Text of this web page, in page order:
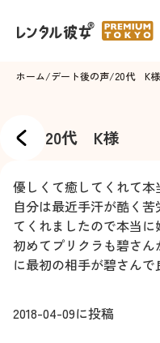
ホーム/デート後の声/20代 K様
20代 K様
優しくて癒してくれて本
自分は最近手汗が酷く
てくれましたので本当に
初めてプリクラも碧さ
に最初の相手が碧さんで
2018-04-09に投稿